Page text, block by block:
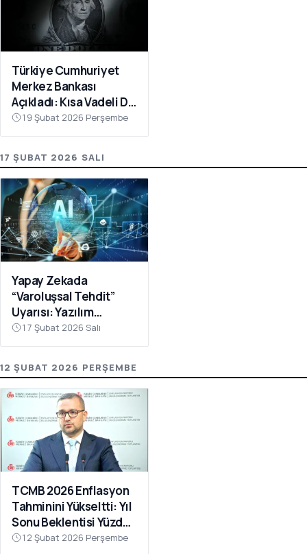
Türkiye Cumhuriyet
Merkez Bankası
Açıkladı: Kısa Vadeli Dış
Borç 225,4 Milyar
Dolara Yükseldi
19 Şubat 2026 Perşembe
17 ŞUBAT 2026 SALI
Yapay Zekada
“Varoluşsal Tehdit”
Uyarısı: Yazılım
Hisselerinde Sert
Dalgalanma
17 Şubat 2026 Salı
12 ŞUBAT 2026 PERŞEMBE
TCMB 2026 Enflasyon
Tahminini Yükseltti: Yıl
Sonu Beklentisi Yüzde
15-21 Aralığında
12 Şubat 2026 Perşembe